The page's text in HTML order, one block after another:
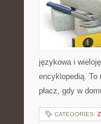
językowa i
encyklopedią.
płacz, gdy w
CATEGORIES: